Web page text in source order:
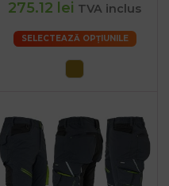
275.12 lei TVA inclus
SELECTEAZĂ OPȚIUNILE